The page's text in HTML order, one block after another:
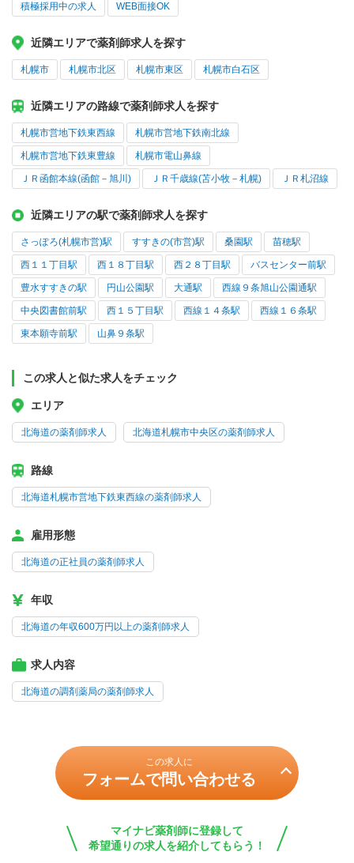
積極採用中の求人 WEB面接OK
近隣エリアで薬剤師求人を探す
札幌市 札幌市北区 札幌市東区 札幌市白石区
近隣エリアの路線で薬剤師求人を探す
札幌市営地下鉄東西線 札幌市営地下鉄南北線
札幌市営地下鉄東豊線 札幌市電山鼻線
ＪＲ函館本線(函館－旭川) ＪＲ千歳線(苫小牧－札幌) ＪＲ札沼線
近隣エリアの駅で薬剤師求人を探す
さっぽろ(札幌市営)駅 すすきの(市営)駅 桑園駅 苗穂駅
西１１丁目駅 西１８丁目駅 西２８丁目駅 バスセンター前駅
豊水すすきの駅 円山公園駅 大通駅 西線９条旭山公園通駅
中央図書館前駅 西１５丁目駅 西線１４条駅 西線１６条駅
東本願寺前駅 山鼻９条駅
この求人と似た求人をチェック
エリア
北海道の薬剤師求人 北海道札幌市中央区の薬剤師求人
路線
北海道札幌市営地下鉄東西線の薬剤師求人
雇用形態
北海道の正社員の薬剤師求人
年収
北海道の年収600万円以上の薬剤師求人
求人内容
北海道の調剤薬局の薬剤師求人
この求人に
フォームで問い合わせる
マイナビ薬剤師に登録して
希望通りの求人を紹介してもらう！